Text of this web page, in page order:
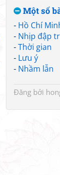
Một số
- Hồ Chí
- Nhịp đập
-Thời gian
- Lưu ý
- Nhầm lẫn
Đăng bởi